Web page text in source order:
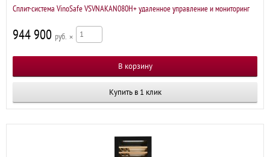
Сплит-система VinoSafe VSVNAKAN080H+ удаленное управление и мониторинг
944 900 р ×
Купить в 1 клик